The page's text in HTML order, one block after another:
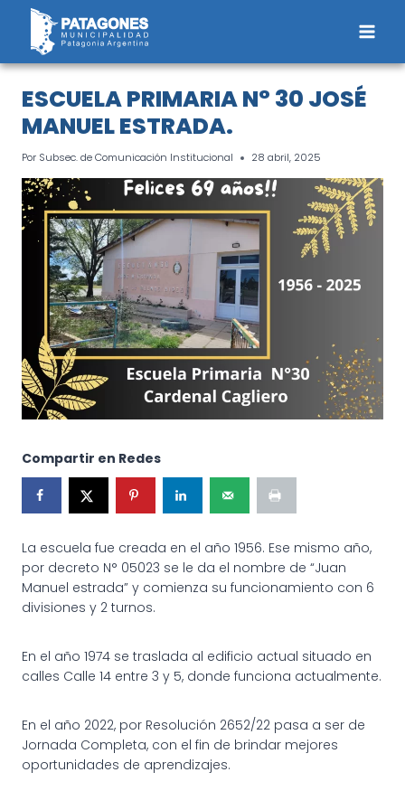
Saltar
contenido
ESCUELA PRIMARIA N° 30 JOSÉ
MANUEL ESTRADA.
Por Subsec. de Comunicación Institucional 28 abril, 2025
Compartir en Redes
La escuela fue creada en el año 1956. Ese mismo año,
por decreto N° 05023 se le da el nombre de “Juan
Manuel estrada” y comienza su funcionamiento con 6
divisiones y 2 turnos.
En el año 1974 se traslada al edificio actual situado en
calles Calle 14 entre 3 y 5, donde funciona actualmente.
En el año 2022, por Resolución 2652/22 pasa a ser de
Jornada Completa, con el fin de brindar mejores
oportunidades de aprendizajes.